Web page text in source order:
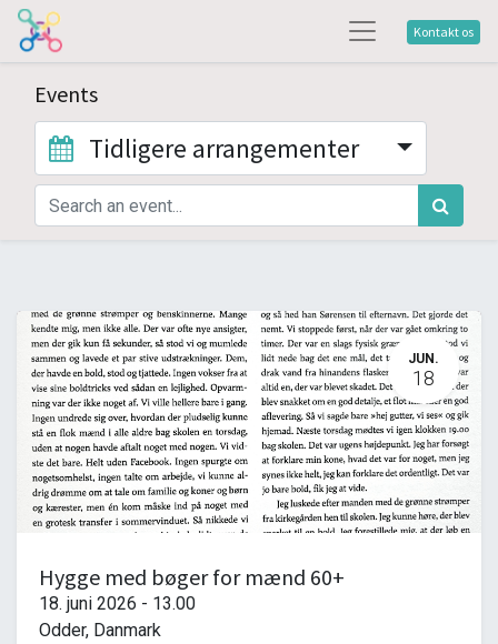
Kontakt os
Events
Tidligere arrangementer
JUN.
18
Hygge med bøger for mænd 60+
18. juni 2026 - 13.00
Odder, Danmark